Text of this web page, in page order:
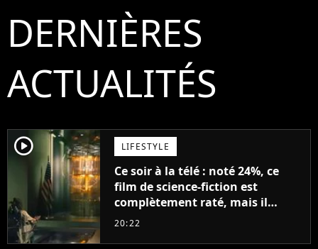
DERNIÈRES
ACTUALITÉS
player2 LIFESTYLE
Ce soir à la télé : noté 24%, ce
film de science-fiction est
complètement raté, mais il
aurait pu être encore pire à
20:22